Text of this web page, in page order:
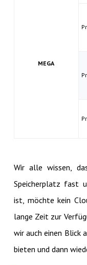
MEGA
Wir alle wissen,
Speicherplatz fast
ist, möchte kein
lange Zeit zur
wir auch einen Blick
bieten und dann